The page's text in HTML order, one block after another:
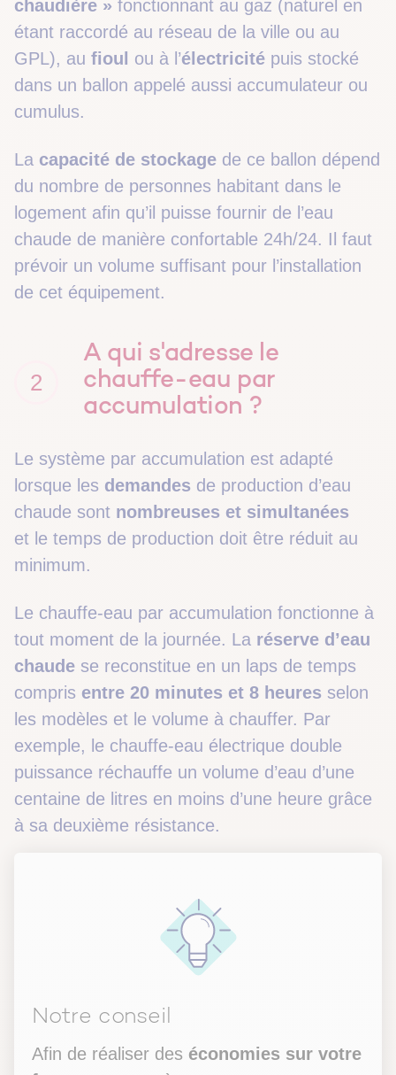
chaudière » fonctionnant au gaz (naturel en
étant raccordé au réseau de la ville ou au
GPL), au fioul ou à l’électricité puis stocké
dans un ballon appelé aussi accumulateur ou
cumulus.
La capacité de stockage de ce ballon dépend
du nombre de personnes habitant dans le
logement afin qu’il puisse fournir de l’eau
chaude de manière confortable 24h/24. Il faut
prévoir un volume suffisant pour l’installation
de cet équipement.
2
A qui s'adresse le
chauffe-eau par
accumulation ?
Le système par accumulation est adapté
lorsque les demandes de production d’eau
chaude sont nombreuses et simultanées
et le temps de production doit être réduit au
minimum.
Le chauffe-eau par accumulation fonctionne à
tout moment de la journée. La réserve d’eau
chaude se reconstitue en un laps de temps
compris entre 20 minutes et 8 heures selon
les modèles et le volume à chauffer. Par
exemple, le chauffe-eau électrique double
puissance réchauffe un volume d’eau d’une
centaine de litres en moins d’une heure grâce
à sa deuxième résistance.
Notre conseil
Afin de réaliser des économies sur votre